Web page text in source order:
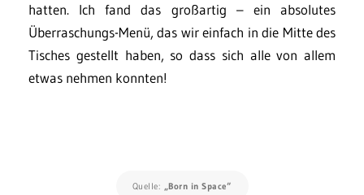
hatten. Ich fand das großartig – ein absolutes
Überraschungs-Menü, das wir einfach in die Mitte des
Tisches gestellt haben, so dass sich alle von allem
etwas nehmen konnten!
Quelle: „Born in Space“